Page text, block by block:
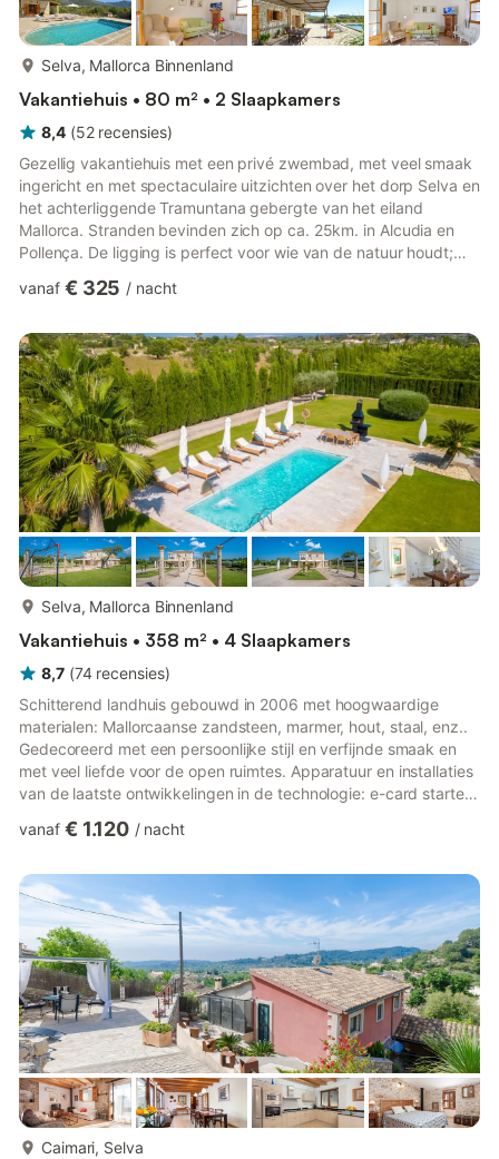
Selva, Mallorca Binnenland
Vakantiehuis • 80 m² • 2 Slaapkamers
8,4 (52 recensies)
Gezellig vakantiehuis met een privé zwembad, met veel smaak
ingericht en met spectaculaire uitzichten over het dorp Selva en
het achterliggende Tramuntana gebergte van het eiland
Mallorca. Stranden bevinden zich op ca. 25km. in Alcudia en
Pollença. De ligging is perfect voor wie van de natuur houdt;
fruitbomen staan. De slaapkamer op de 1e etage heeft een
mat-glas is gemaakt. De gemeente Selva bestaat uit de dorpjes
Selva, Caimari, Biniamar, Binibona en Moscari, allen gelege...
vanaf € 325 / nacht
Selva, Mallorca Binnenland
Vakantiehuis • 358 m² • 4 Slaapkamers
8,7 (74 recensies)
Schitterend landhuis gebouwd in 2006 met hoogwaardige
materialen: Mallorcaanse zandsteen, marmer, hout, staal, enz..
Gedecoreerd met een persoonlijke stijl en verfijnde smaak en
met veel liefde voor de open ruimtes. Apparatuur en installaties
van de laatste ontwikkelingen in de technologie: e-card starter,
de woon-en slaapkamers en wifi. Alle slaapkamers zijn uitgerust
keuken is van 50 m2 en volledig ingericht, evenals de eetkamer
en woonkamer. De tuin heeft een grootte...
vanaf € 1.120 / nacht
Caimari, Selva